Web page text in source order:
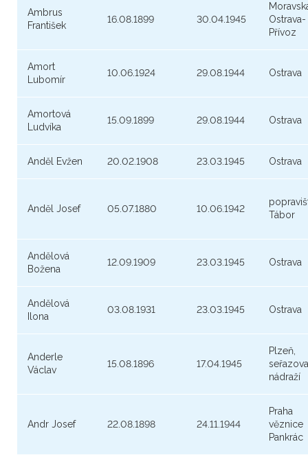
Ambrus
František
16.08.1899 30.04.1945
Ostrava-
Přívoz
Amort
Lubomír
10.06.1924 29.08.1944 Ostrava
Amortová
Ludvíka
15.09.1899 29.08.1944 Ostrava
Anděl Evžen 20.02.1908 23.03.1945 Ostrava
Anděl Josef 05.07.1880 10.06.1942
Tábor
Andělová
Božena
12.09.1909 23.03.1945 Ostrava
Andělová
Ilona
03.08.1931 23.03.1945 Ostrava
Anderle
Václav
15.08.1896 17.04.1945
Plzeň,
nádraží
Andr Josef 22.08.1898 24.11.1944
Praha
věznice
Pankrác